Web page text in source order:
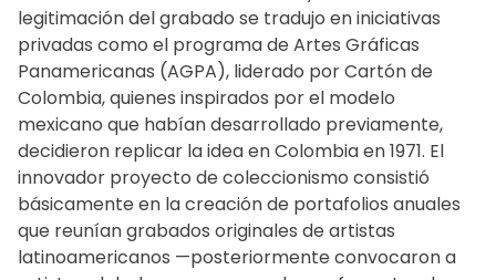
legitimación del grabado se tradujo en iniciativas
privadas como el programa de Artes Gráficas
Panamericanas (AGPA), liderado por Cartón de
Colombia, quienes inspirados por el modelo
mexicano que habían desarrollado previamente,
decidieron replicar la idea en Colombia en 1971. El
innovador proyecto de coleccionismo consistió
básicamente en la creación de portafolios anuales
que reunían grabados originales de artistas
latinoamericanos —posteriormente convocaron a